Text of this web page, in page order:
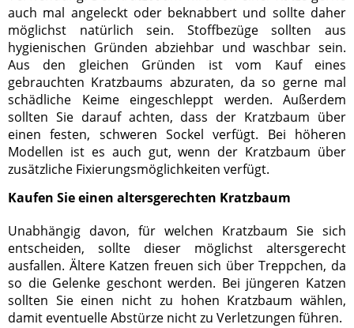
auch mal angeleckt oder beknabbert und sollte daher
möglichst natürlich sein. Stoffbezüge sollten aus
hygienischen Gründen abziehbar und waschbar sein.
Aus den gleichen Gründen ist vom Kauf eines
gebrauchten Kratzbaums abzuraten, da so gerne mal
schädliche Keime eingeschleppt werden. Außerdem
sollten Sie darauf achten, dass der Kratzbaum über
einen festen, schweren Sockel verfügt. Bei höheren
Modellen ist es auch gut, wenn der Kratzbaum über
zusätzliche Fixierungsmöglichkeiten verfügt.
Kaufen Sie einen altersgerechten Kratzbaum
Unabhängig davon, für welchen Kratzbaum Sie sich
entscheiden, sollte dieser möglichst altersgerecht
ausfallen. Ältere Katzen freuen sich über Treppchen, da
so die Gelenke geschont werden. Bei jüngeren Katzen
sollten Sie einen nicht zu hohen Kratzbaum wählen,
damit eventuelle Abstürze nicht zu Verletzungen führen.